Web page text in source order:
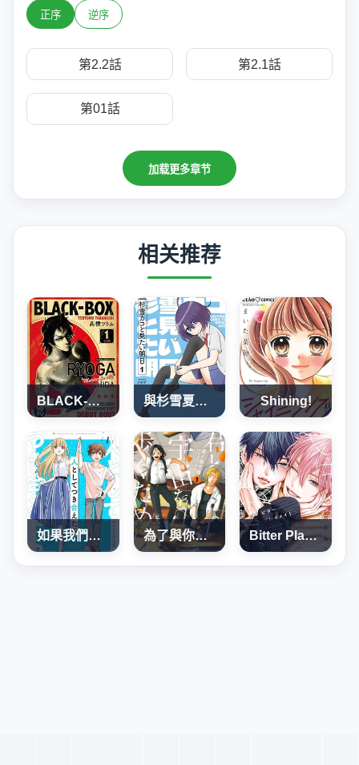
正序 逆序
第2.2話 第2.1話
第01話
加载更多章节
相关推荐
BLACK-BOX 與杉雪夏子的明天 Shining!
如果我們能以人的身份相處 為了與你在宇宙行走 Bitter Playmate